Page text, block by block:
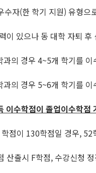
수자(한 학기 지원) 유형으
이 있으나 동 대학 자퇴 후
과의 경우 4~5개 학기를
과의 경우 5~6개 학기를
이수학점이 졸업이수학점
점이 130학점일 경우, 52
산출시 F학점, 수강신청